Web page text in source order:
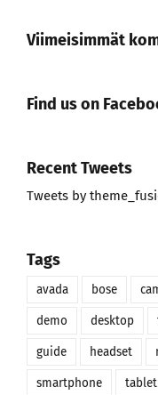
Viimeisimmät
Find us on
Recent Tweets
Tweets by
Tags
avada bose
demo desktop
guide headset
smartphone tablet